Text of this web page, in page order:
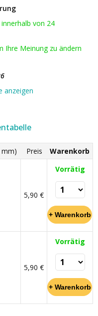
von 24
Ihre Meinung zu ändern
anzeigen
mm) Preis Warenkorb
5,90 €
Vorrätig
5,90 €
Vorrätig